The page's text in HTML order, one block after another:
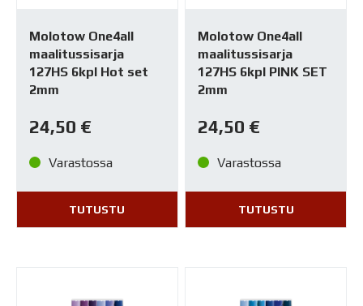
Molotow One4all
maalitussisarja
127HS 6kpl Hot set
2mm
24,50 €
Varastossa
TUTUSTU
Molotow One4all
maalitussisarja
127HS 6kpl PINK SET
2mm
24,50 €
Varastossa
TUTUSTU